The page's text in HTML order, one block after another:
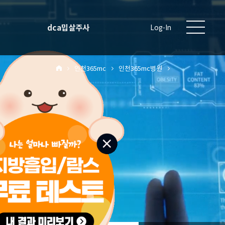
dca밉살주사 Log-In
인천365mc 인천365mc병원